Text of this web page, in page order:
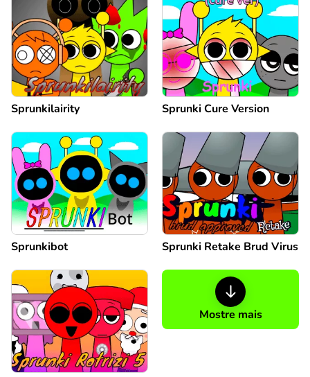
Sprunkilairity Sprunki Cure Version
Sprunkibot Sprunki Retake Brud Virus
Mostre mais